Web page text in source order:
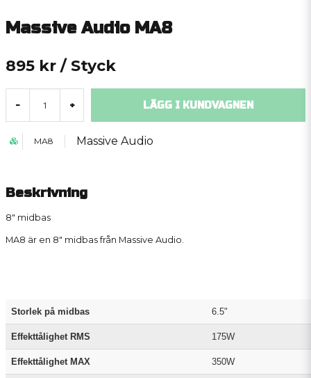
Massive Audio MA8
895 kr / Styck
- + LÄGG I KUNDVAGNEN
MA8 Massive Audio
Beskrivning
8" midbas
MA8 är en 8" midbas från Massive Audio.
Storlek på midbas 6.5"
Effekttålighet RMS 175W
Effekttålighet MAX 350W